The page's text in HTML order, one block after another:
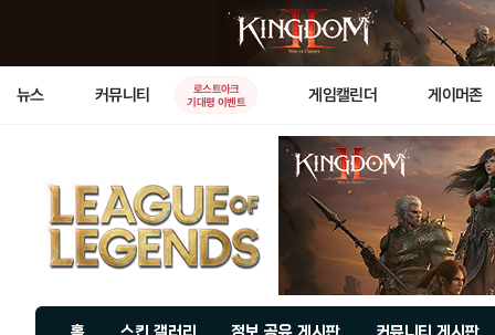
뉴스 커뮤니티
로스트아크
기대평 이벤트
게임캘린더 게이머존